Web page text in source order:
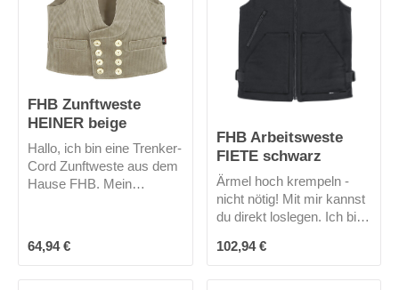
FHB Zunftweste
HEINER beige
Hallo, ich bin eine Trenker-
Cord Zunftweste aus dem
Hause FHB. Mein
Passform. Die zweireihige
Schließung mit 8
Regulärer Preis:
64,94 €
FHB Arbeitsweste
FIETE schwarz
Ärmel hoch krempeln -
nicht nötig! Mit mir kannst
du direkt loslegen. Ich bin
dem Hause FHB. Mit
meinen großen
Regulärer Preis:
102,94 €